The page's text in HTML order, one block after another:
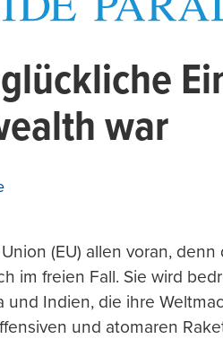
war
(EU) allen voran, denn
im freien Fall. Sie wird
und Indien, die ihre
und atomaren